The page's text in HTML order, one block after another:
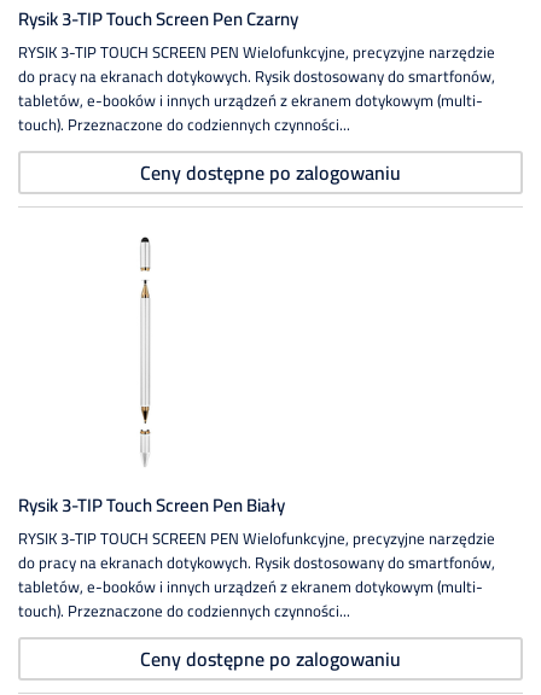
Rysik 3-TIP Touch Screen Pen Czarny
RYSIK 3-TIP TOUCH SCREEN PEN Wielofunkcyjne, precyzyjne narzędzie
do pracy na ekranach dotykowych. Rysik dostosowany do smartfonów,
tabletów, e-booków i innych urządzeń z ekranem dotykowym (multi-
touch). Przeznaczone do codziennych czynności...
Ceny dostępne po zalogowaniu
Rysik 3-TIP Touch Screen Pen Biały
RYSIK 3-TIP TOUCH SCREEN PEN Wielofunkcyjne, precyzyjne narzędzie
do pracy na ekranach dotykowych. Rysik dostosowany do smartfonów,
tabletów, e-booków i innych urządzeń z ekranem dotykowym (multi-
touch). Przeznaczone do codziennych czynności...
Ceny dostępne po zalogowaniu